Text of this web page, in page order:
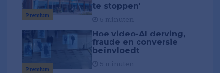
Premium
te stoppen'
Premium
Hoe video-AI derving,
fraude en conversie
beïnvloedt